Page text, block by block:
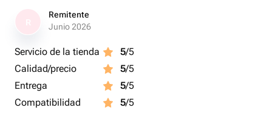
Remitente
Junio 2026
Servicio de la tienda 5/5
Calidad/precio
5/5
Entrega
5/5
Compatibilidad
5/5